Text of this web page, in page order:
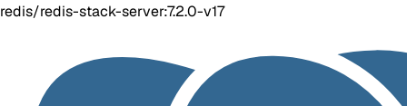
redis/redis-stack-server:7.2.0-v17